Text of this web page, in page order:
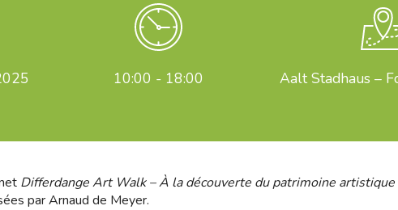
10:00 - 18:00 Aalt Stadhaus –
Differdange Art Walk – À la découverte du patrimoine
par Arnaud de Meyer.